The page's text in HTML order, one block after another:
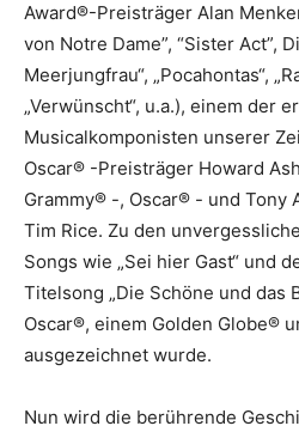
Award®-Preisträger Alan
von Notre Dame”, “Sister Act”,
Meerjungfrau“, „Pocahontas“,
„Verwünscht“, u.a.), einem der
Musicalkomponisten unserer
Oscar® -Preisträger Howard
Grammy® -, Oscar® - und Tony
Tim Rice. Zu den
Songs wie „Sei hier Gast“ und
Titelsong „Die Schöne und das
Oscar®, einem Golden Globe®
ausgezeichnet wurde.
Nun wird die berührende